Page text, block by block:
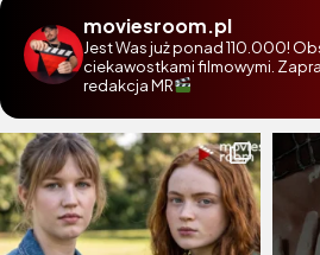
moviesroom.pl
Jest Was już ponad 110.000!
ciekawostkami filmowymi.
redakcja MR